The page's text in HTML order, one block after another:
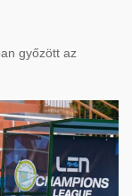
győzött az